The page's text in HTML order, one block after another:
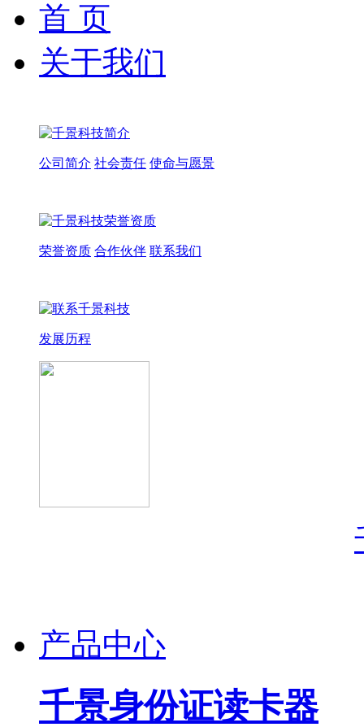
首 页
关于我们
公司简介 社会责任 使命与愿景
荣誉资质 合作伙伴 联系我们
发展历程
产品中心
千景身份证读卡器